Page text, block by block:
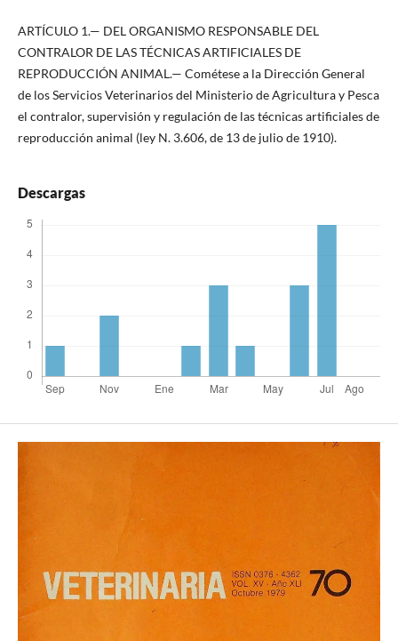
ARTÍCULO 1.— DEL ORGANISMO RESPONSABLE DEL
CONTRALOR DE LAS TÉCNICAS ARTIFICIALES DE
REPRODUCCIÓN ANIMAL.— Cométese a la Dirección General
de los Servicios Veterinarios del Ministerio de Agricultura y Pesca
el contralor, supervisión y regulación de las técnicas artificiales de
reproducción animal (ley N. 3.606, de 13 de julio de 1910).
Descargas